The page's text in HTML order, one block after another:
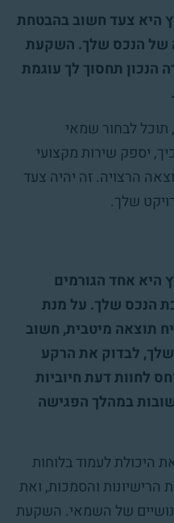
היא צעד חשוב בהבטחת
של הנכס שלך. השקעת
הנכון תחסוך לך עוגמת
תוכל לבחור שמאי
יספק שירות מקצועי
הרצויה. זה יהיה צעד
שלך.
היא אחד הגורמים
הנכס שלך. על מנת
תוצאה מיטבית, חשוב
שלך, לבדוק את הרקע
לחוות דעת חיוביות
במהלך הפגישה
היכולת לעמוד בלוחות
והסמכות, ואת
של השמאי. השקעת